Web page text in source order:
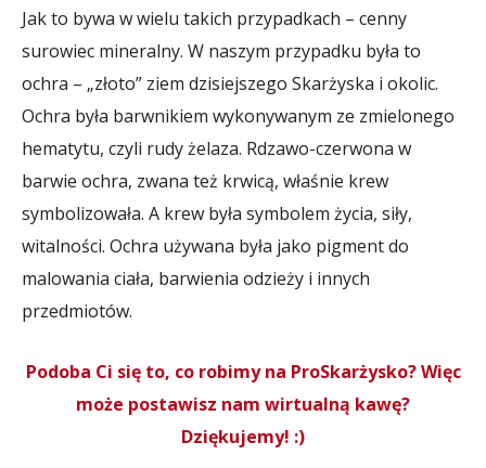
Jak to bywa w wielu takich przypadkach – cenny
surowiec mineralny. W naszym przypadku była to
ochra – „złoto” ziem dzisiejszego Skarżyska i okolic.
Ochra była barwnikiem wykonywanym ze zmielonego
hematytu, czyli rudy żelaza. Rdzawo-czerwona w
barwie ochra, zwana też krwicą, właśnie krew
symbolizowała. A krew była symbolem życia, siły,
witalności. Ochra używana była jako pigment do
malowania ciała, barwienia odzieży i innych
przedmiotów.
Podoba Ci się to, co robimy na ProSkarżysko? Więc
może postawisz nam wirtualną kawę?
Dziękujemy! :)